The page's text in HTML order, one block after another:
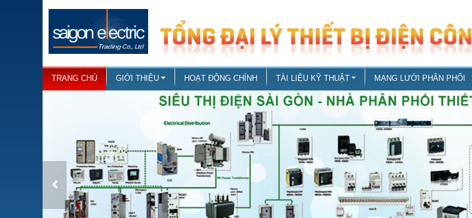
TRANG CHỦ GIỚI THIỆU HOẠT ĐỘNG CHÍNH TÀI LIỆU KỸ THUẬT MẠNG LƯỚI PHÂN PHỐI